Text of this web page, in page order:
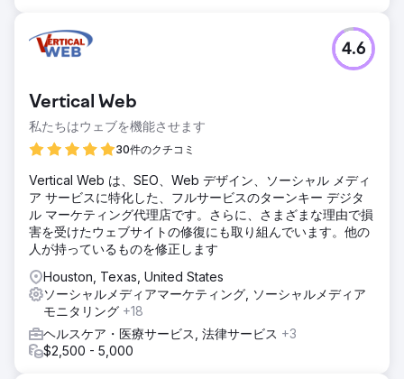
Vertical Web
私たちはウェブを機能させます
30件のクチコミ
4.6
Vertical Web は、SEO、Web デザイン、ソーシャル メディ
ア サービスに特化した、フルサービスのターンキー デジタ
ル マーケティング代理店です。さらに、さまざまな理由で損
害を受けたウェブサイトの修復にも取り組んでいます。他の
人が持っているものを修正します
Houston, Texas, United States
ソーシャルメディアマーケティング, ソーシャルメディア
モニタリング +18
ヘルスケア・医療サービス, 法律サービス +3
$2,500 - 5,000